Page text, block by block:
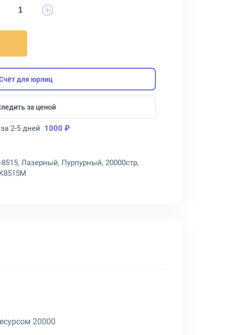
для юрлиц
за ценой
2-5 дней 1000 ₽
Лазерный, Пурпурный, 20000стр,
20000